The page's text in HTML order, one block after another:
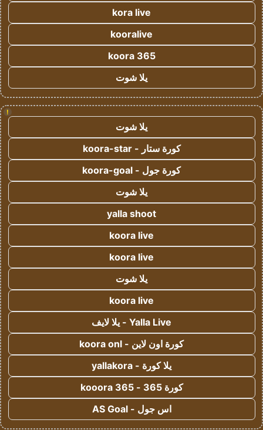
kora live
kooralive
koora 365
يلا شوت
!
يلا شوت
كورة ستار - koora-star
كورة جول - koora-goal
يلا شوت
yalla shoot
koora live
koora live
يلا شوت
koora live
Yalla Live - يلا لايف
كورة اون لاين - koora onl
يلا كورة - yallakora
كورة 365 - kooora 365
اس جول - AS Goal